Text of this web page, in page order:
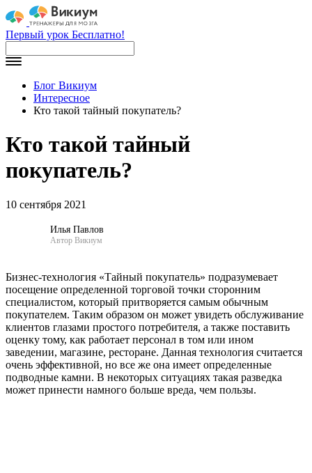
Первый урок Бесплатно!
Блог Викиум
Интересное
Кто такой тайный покупатель?
Кто такой тайный
покупатель?
10 сентября 2021
Илья Павлов
Автор Викиум
Бизнес-технология «Тайный покупатель» подразумевает
посещение определенной торговой точки сторонним
специалистом, который притворяется самым обычным
покупателем. Таким образом он может увидеть обслуживание
клиентов глазами простого потребителя, а также поставить
оценку тому, как работает персонал в том или ином
заведении, магазине, ресторане. Данная технология считается
очень эффективной, но все же она имеет определенные
подводные камни. В некоторых ситуациях такая разведка
может принести намного больше вреда, чем пользы.